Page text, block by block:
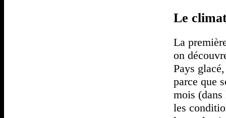
Le
La
on
Pays
parce que
mois
les